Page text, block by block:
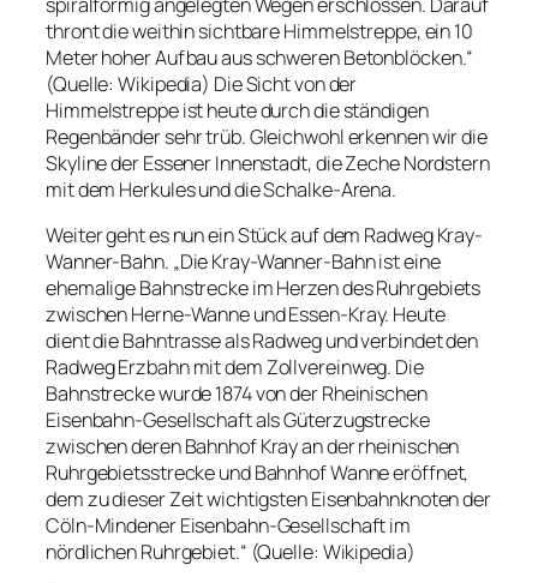
thront die weithin sichtbare Himmelstreppe, ein 10
Meter hoher Aufbau aus schweren Betonblöcken.“
(Quelle: Wikipedia) Die Sicht von der
Himmelstreppe ist heute durch die ständigen
Regenbänder sehr trüb. Gleichwohl erkennen wir die
Skyline der Essener Innenstadt, die Zeche Nordstern
mit dem Herkules und die Schalke-Arena.
Weiter geht es nun ein Stück auf dem Radweg Kray-
Wanner-Bahn. „Die Kray-Wanner-Bahn ist eine
ehemalige Bahnstrecke im Herzen des Ruhrgebiets
zwischen Herne-Wanne und Essen-Kray. Heute
dient die Bahntrasse als Radweg und verbindet den
Radweg Erzbahn mit dem Zollvereinweg. Die
Bahnstrecke wurde 1874 von der Rheinischen
Eisenbahn-Gesellschaft als Güterzugstrecke
zwischen deren Bahnhof Kray an der rheinischen
Ruhrgebietsstrecke und Bahnhof Wanne eröffnet,
dem zu dieser Zeit wichtigsten Eisenbahnknoten der
Cöln-Mindener Eisenbahn-Gesellschaft im
nördlichen Ruhrgebiet.“ (Quelle: Wikipedia)